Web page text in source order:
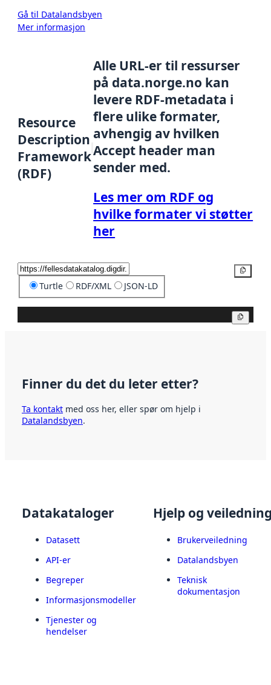
Gå til Datalandsbyen
Mer informasjon
Resource
Description
Framework
(RDF)
Alle URL-er til ressurser
på data.norge.no kan
levere RDF-metadata i
flere ulike formater,
avhengig av hvilken
Accept header man
sender med.
Les mer om RDF og
hvilke formater vi støtter
her
Turtle RDF/XML JSON-LD
Finner du det du leter etter?
Ta kontakt med oss her, eller spør om hjelp i
Datalandsbyen.
Datakataloger
Datasett
API-er
Begreper
Informasjonsmodeller
Tjenester og
hendelser
Hjelp og
Brukerveiledning
Datalandsbyen
Teknisk
dokumentasjon